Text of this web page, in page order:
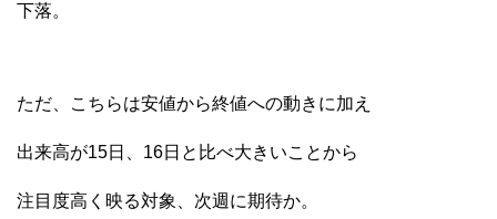
下落。
ただ、こちらは安値から終値への動きに加え
出来高が15日、16日と比べ大きいことから
注目度高く映る対象、次週に期待か。